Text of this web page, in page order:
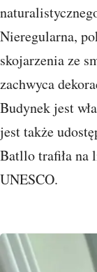
Nieregularna,
skojarzenia ze
zachwyca
Budynek jest
jest także
Batllo trafiła na
UNESCO.